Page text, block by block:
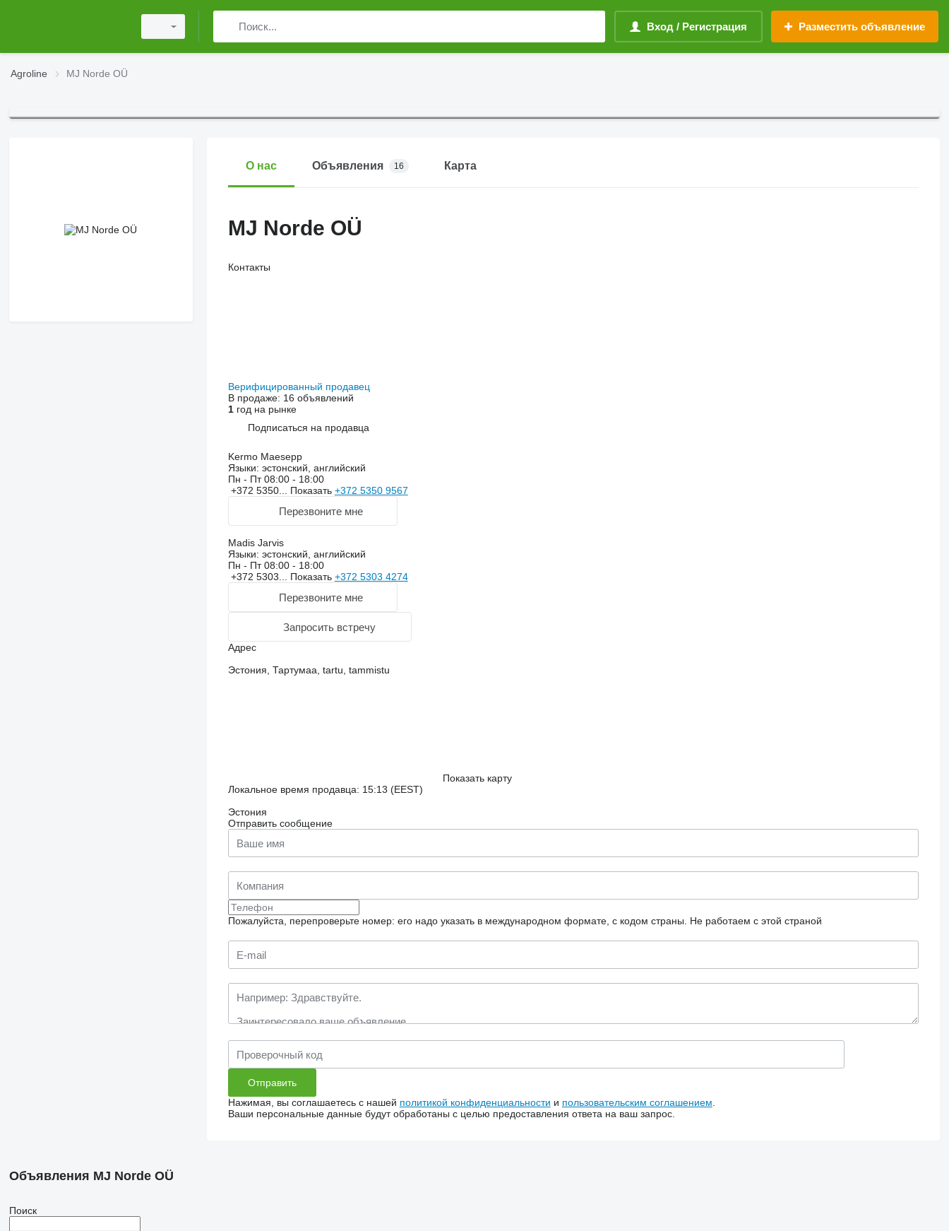
Вход / Регистрация Разместить объявление
Agroline MJ Norde OÜ
О нас Объявления 16 Карта
MJ Norde OÜ
Контакты
Верифицированный продавец
В продаже: 16 объявлений
1год на рынке
Подписаться на продавца
Kermo Maesepp
Языки: эстонский, английский
Пн - Пт08:00 - 18:00
+372 5350... Показать +372 5350 9567
Перезвоните мне
Madis Jarvis
Языки: эстонский, английский
Пн - Пт08:00 - 18:00
+372 5303... Показать +372 5303 4274
Перезвоните мне
Запросить встречу
Адрес
Эстония, Тартумаа, tartu, tammistu
Показать карту
Локальное время продавца: 15:13 (EEST)
Эстония
Отправить сообщение
Пожалуйста, перепроверьте номер: его надо указать в международном формате, с кодом страны. Не работаем с этой страной
Нажимая, вы соглашаетесь с нашей политикой конфиденциальности и пользовательским соглашением
Ваши персональные данные будут обработаны с целью предоставления ответа на ваш запрос.
Объявления MJ Norde OÜ
Поиск